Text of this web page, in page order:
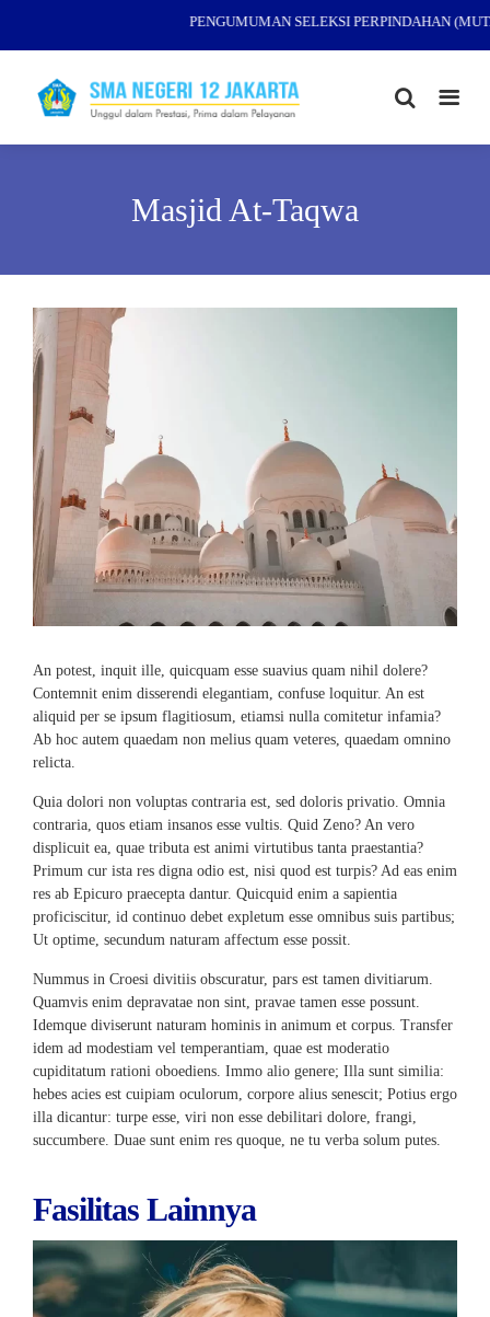
PENGUMUMAN SELEKSI PERPINDAHAN
Masjid At-Taqwa
An potest, inquit ille, quicquam esse suavius quam nihil dolere?
Contemnit enim disserendi elegantiam, confuse loquitur. An est
aliquid per se ipsum flagitiosum, etiamsi nulla comitetur infamia?
Ab hoc autem quaedam non melius quam veteres, quaedam omnino
relicta.
Quia dolori non voluptas contraria est, sed doloris privatio. Omnia
contraria, quos etiam insanos esse vultis. Quid Zeno? An vero
displicuit ea, quae tributa est animi virtutibus tanta praestantia?
Primum cur ista res digna odio est, nisi quod est turpis? Ad eas enim
res ab Epicuro praecepta dantur. Quicquid enim a sapientia
proficiscitur, id continuo debet expletum esse omnibus suis partibus;
Ut optime, secundum naturam affectum esse possit.
Nummus in Croesi divitiis obscuratur, pars est tamen divitiarum.
Quamvis enim depravatae non sint, pravae tamen esse possunt.
Idemque diviserunt naturam hominis in animum et corpus. Transfer
idem ad modestiam vel temperantiam, quae est moderatio
cupiditatum rationi oboediens. Immo alio genere; Illa sunt similia:
hebes acies est cuipiam oculorum, corpore alius senescit; Potius ergo
illa dicantur: turpe esse, viri non esse debilitari dolore, frangi,
succumbere. Duae sunt enim res quoque, ne tu verba solum putes.
Fasilitas Lainnya